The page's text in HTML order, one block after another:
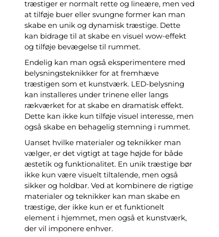
træstiger er normalt rette og lineære, men ved
at tilføje buer eller svungne former kan man
skabe en unik og dynamisk træstige. Dette
kan bidrage til at skabe en visuel wow-effekt
og tilføje bevægelse til rummet.
Endelig kan man også eksperimentere med
belysningsteknikker for at fremhæve
træstigen som et kunstværk. LED-belysning
kan installeres under trinene eller langs
rækværket for at skabe en dramatisk effekt.
Dette kan ikke kun tilføje visuel interesse, men
også skabe en behagelig stemning i rummet.
Uanset hvilke materialer og teknikker man
vælger, er det vigtigt at tage højde for både
æstetik og funktionalitet. En unik træstige bør
ikke kun være visuelt tiltalende, men også
sikker og holdbar. Ved at kombinere de rigtige
materialer og teknikker kan man skabe en
træstige, der ikke kun er et funktionelt
element i hjemmet, men også et kunstværk,
der vil imponere enhver.